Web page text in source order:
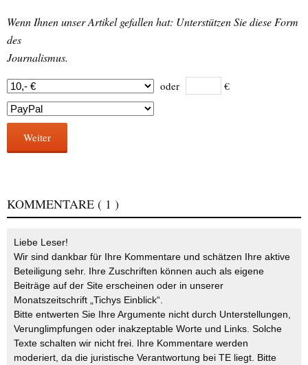
Wenn Ihnen unser Artikel gefallen hat: Unterstützen Sie diese Form
des
Journalismus.
oder €
Weiter
KOMMENTARE ( 1 )
Liebe Leser!
Wir sind dankbar für Ihre Kommentare und schätzen Ihre aktive
Beteiligung sehr. Ihre Zuschriften können auch als eigene
Beiträge auf der Site erscheinen oder in unserer
Monatszeitschrift „Tichys Einblick“.
Bitte entwerten Sie Ihre Argumente nicht durch Unterstellungen,
Verunglimpfungen oder inakzeptable Worte und Links. Solche
Texte schalten wir nicht frei. Ihre Kommentare werden
moderiert, da die juristische Verantwortung bei TE liegt. Bitte